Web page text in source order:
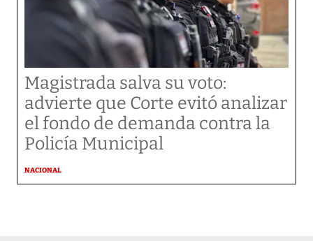
Magistrada salva su voto:
advierte que Corte evitó analizar
el fondo de demanda contra la
Policía Municipal
NACIONAL